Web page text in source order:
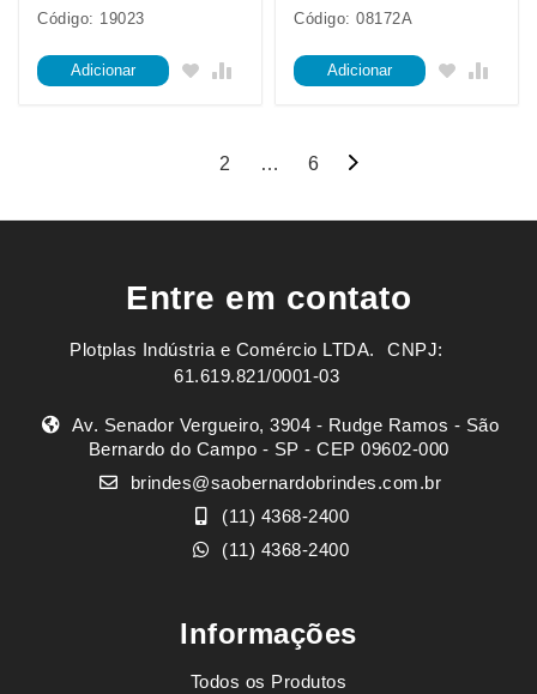
Código: 19023
Adicionar
Código: 08172A
Adicionar
Navegação
por
2 … 6
Entre em contato
Plotplas Indústria e Comércio LTDA. ㅤㅤㅤ CNPJ:
61.619.821/0001-03
Av. Senador Vergueiro, 3904 - Rudge Ramos - São
Bernardo do Campo - SP - CEP 09602-000
brindes@saobernardobrindes.com.br
(11) 4368-2400
(11) 4368-2400
Informações
Todos os Produtos